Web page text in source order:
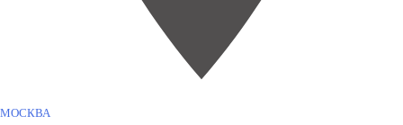
МОСКВА